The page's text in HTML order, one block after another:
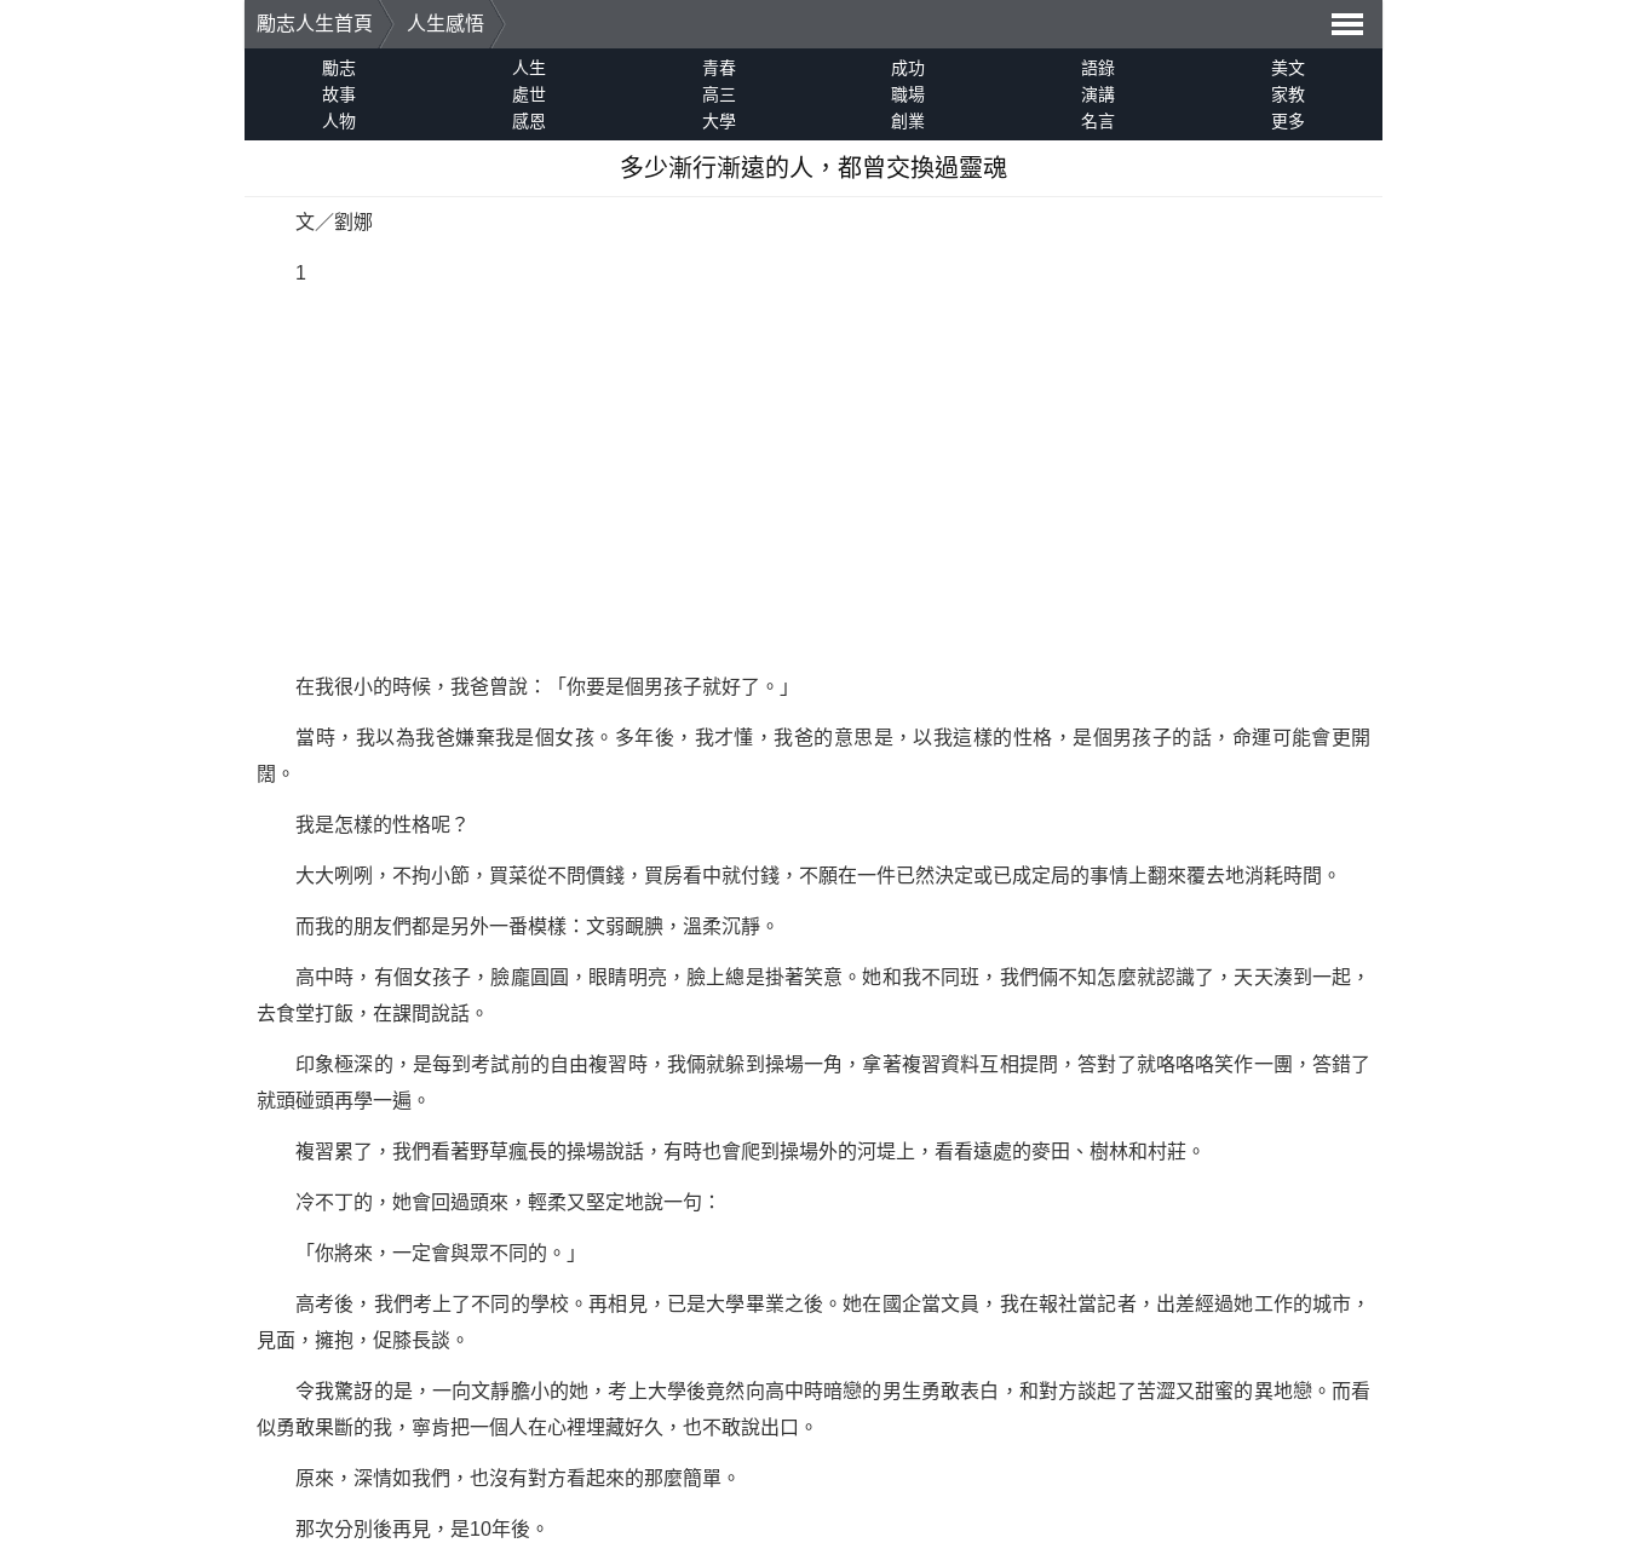
勵志人生首頁
人生感悟
導
勵志 人生 青春 成功 語錄
美文
故事
處世 高三 職場 演講
家教
人物
感恩 大學 創業 名言 更多
多少漸行漸遠的人，都曾交換過靈魂
文／劉娜
1
在我很小的時候，我爸曾說：「你要是個男孩子就好了。」
當時，我以為我爸嫌棄我是個女孩。多年後，我才懂，我爸的意思是，以我這樣的性格，是個男孩子的話，命運可能會更開
闊。
我是怎樣的性格呢？
大大咧咧，不拘小節，買菜從不問價錢，買房看中就付錢，不願在一件已然決定或已成定局的事情上翻來覆去地消耗時間。
而我的朋友們都是另外一番模樣：文弱靦腆，溫柔沉靜。
高中時，有個女孩子，臉龐圓圓，眼睛明亮，臉上總是掛著笑意。她和我不同班，我們倆不知怎麼就認識了，天天湊到一起，
去食堂打飯，在課間說話。
印象極深的，是每到考試前的自由複習時，我倆就躲到操場一角，拿著複習資料互相提問，答對了就咯咯咯笑作一團，答錯了
就頭碰頭再學一遍。
複習累了，我們看著野草瘋長的操場說話，有時也會爬到操場外的河堤上，看看遠處的麥田、樹林和村莊。
冷不丁的，她會回過頭來，輕柔又堅定地說一句：
「你將來，一定會與眾不同的。」
高考後，我們考上了不同的學校。再相見，已是大學畢業之後。她在國企當文員，我在報社當記者，出差經過她工作的城市，
見面，擁抱，促膝長談。
令我驚訝的是，一向文靜膽小的她，考上大學後竟然向高中時暗戀的男生勇敢表白 ，和對方談起了苦澀又甜蜜的異地戀。而看
似勇敢果斷的我，寧肯把一個人在心裡埋藏好久，也不敢說出口。
原來，深情如我們，也沒有對方看起來的那麼簡單。
那次分別後再見，是10年後。